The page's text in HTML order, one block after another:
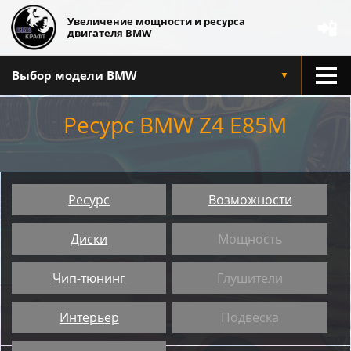
Увеличение мощности и ресурса
двигателя BMW
Выбор модели BMW ▼
Ресурс BMW Z4 E85M
Ресурс Возможности
Диски Мощность
Чип-тюнинг Глушители
Интерьер Подвеска